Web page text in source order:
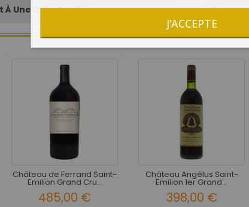
À Une Date Précise Oui
10 AUTRES PRODUITS DANS LA MÊME
Château de Ferrand Saint-
Emilion Grand Cru...
485,00 €
Château Angélus Saint-
Emilion 1er Grand...
398,00 €
J'ACCEPTE